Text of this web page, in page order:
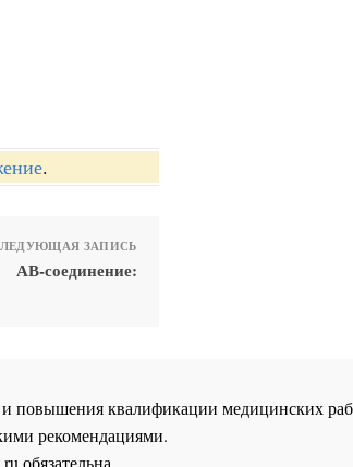
.
ЗАПИСЬ
АВ-соединение:
и повышения квалификации медицинских
рекомендациями.
обязательна.